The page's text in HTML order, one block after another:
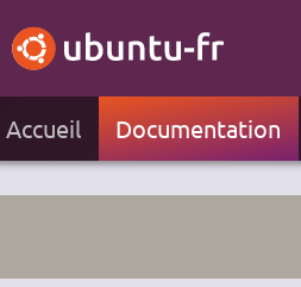
Accueil Documentation